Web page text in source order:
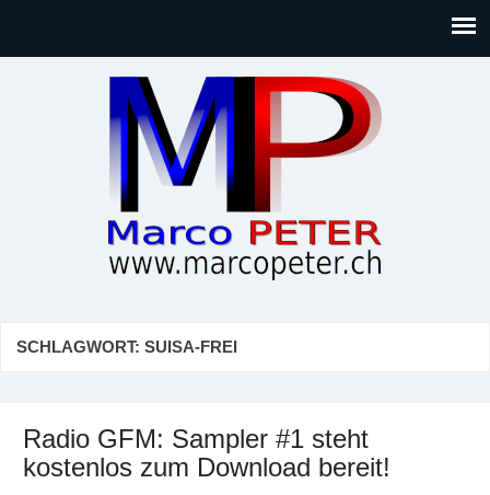
Gesellschaft, Musik, Photographie, Sport und Technik (IT)
SCHLAGWORT: SUISA-FREI
Radio GFM: Sampler #1 steht
kostenlos zum Download bereit!